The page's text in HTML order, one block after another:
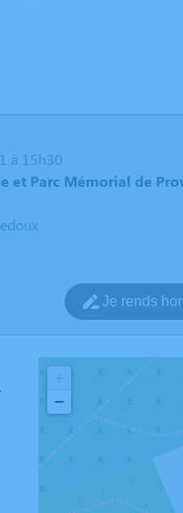
à 15h30
et Parc Mémorial de
Je rends
−